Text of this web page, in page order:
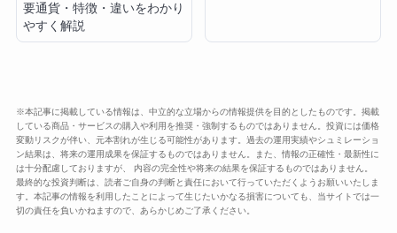
要通貨・特徴・違いをわかり
やすく解説
※本記事に掲載している情報は、中立的な立場からの情報提供を目的としたものです。掲載
している商品・サービスの購入や利用を推奨・強制するものではありません。投資には価格
変動リスクが伴い、元本割れが生じる可能性があります。過去の運用実績やシュミレーショ
ン結果は、将来の運用成果を保証するものではありません。また、情報の正確性・最新性に
は十分配慮しておりますが、 内容の完全性や将来の結果を保証するものではありません。
最終的な投資判断は、読者ご自身の判断と責任において行っていただくようお願いいたしま
す。本記事の情報を利用したことによって生じたいかなる損害についても、当サイトでは一
切の責任を負いかねますので、あらかじめご了承ください。